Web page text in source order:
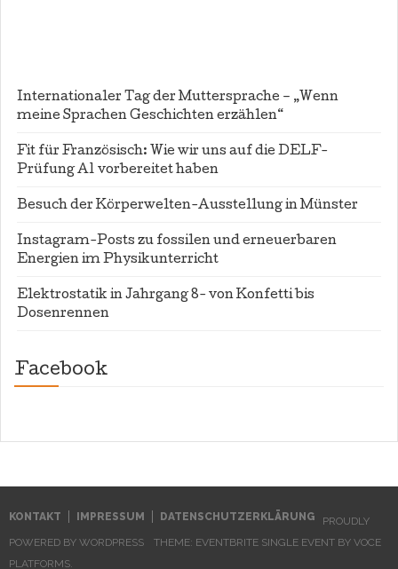
Internationaler Tag der Muttersprache – „Wenn
meine Sprachen Geschichten erzählen“
Fit für Französisch: Wie wir uns auf die DELF-
Prüfung A1 vorbereitet haben
Besuch der Körperwelten-Ausstellung in Münster
Instagram-Posts zu fossilen und erneuerbaren
Energien im Physikunterricht
Elektrostatik in Jahrgang 8- von Konfetti bis
Dosenrennen
Facebook
KONTAKT IMPRESSUM DATENSCHUTZERKLÄRUNG
PROUDLY
POWERED BY WORDPRESS
THEME: EVENTBRITE SINGLE EVENT BY VOCE
PLATFORMS